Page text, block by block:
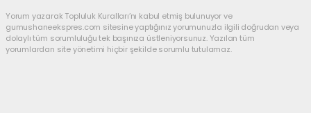
Yorum yazarak Topluluk Kuralları’nı kabul etmiş bulunuyor ve
gumushaneekspres.com sitesine yaptığınız yorumunuzla ilgili doğrudan veya
dolaylı tüm sorumluluğu tek başınıza üstleniyorsunuz. Yazılan tüm
yorumlardan site yönetimi hiçbir şekilde sorumlu tutulamaz.